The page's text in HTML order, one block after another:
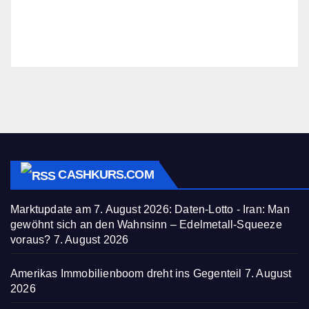
CASHKURS.COM
Marktupdate am 7. August 2026: Daten-Lotto - Iran: Man
gewöhnt sich an den Wahnsinn – Edelmetall-Squeeze
voraus? 7. August 2026
Amerikas Immobilienboom dreht ins Gegenteil 7. August
2026